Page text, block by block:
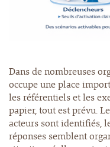
Dans de nombreuses
occupe une place
les référentiels et les
papier, tout est prévu.
acteurs sont identifiés,
réponses semblent